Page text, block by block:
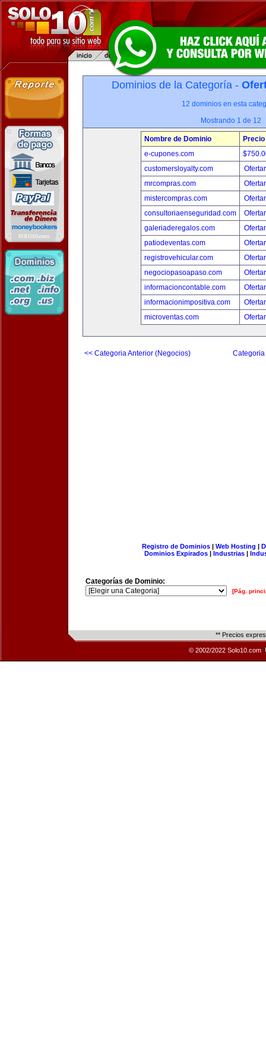
Dominios de la Categoría -
12 dominios en esta
Mostrando 1 de 12
Nombre de Dominio
Precio
e-cupones.com
customersloyalty.com
mrcompras.com
mistercompras.com
consultoriaenseguridad.com
galeriaderegalos.com
patiodeventas.com
registrovehicular.com
negociopasoapaso.com
informacioncontable.com
informacionimpositiva.com
microventas.com
<< Categoria Anterior (Negocios)
Registro de Dominios| Web Hosting |
Dominios Expirados | Industrias |
Categorías de Dominio:
[Pág.
** Precios
© 2002/2022 Solo10.com